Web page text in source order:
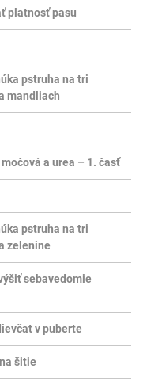
platnosť pasu
pstruha na tri
mandliach
a urea – 1. časť
pstruha na tri
zelenine
sebavedomie
v puberte
šitie